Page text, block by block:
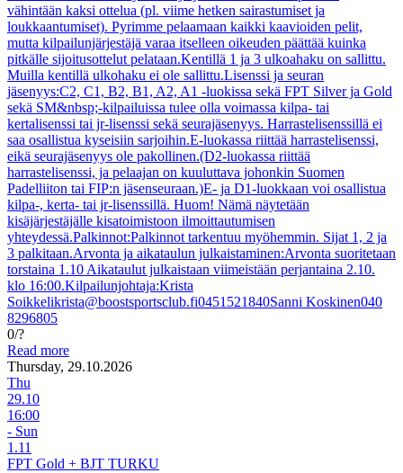
vähintään kaksi ottelua (pl. viime hetken sairastumiset ja
loukkaantumiset). Pyrimme pelaamaan kaikki kaavioiden pelit,
mutta kilpailunjärjestäjä varaa itselleen oikeuden päättää kuinka
pitkälle sijoitusottelut pelataan.Kentillä 1 ja 3 ulkoahaku on sallittu.
Muilla kentillä ulkohaku ei ole sallittu.Lisenssi ja seuran
jäsenyys:C2, C1, B2, B1, A2, A1 -luokissa sekä FPT Silver ja Gold
sekä SM&nbsp;-kilpailuissa tulee olla voimassa kilpa- tai
kertalisenssi tai jr-lisenssi sekä seurajäsenyys. Harrastelisenssillä ei
saa osallistua kyseisiin sarjoihin.E-luokassa riittää harrastelisenssi,
eikä seurajäsenyys ole pakollinen.(D2-luokassa riittää
harrastelisenssi, ja pelaajan on kuuluttava johonkin Suomen
Padelliiton tai FIP:n jäsenseuraan.)E- ja D1-luokkaan voi osallistua
kilpa-, kerta- tai jr-lisenssillä. Huom! Nämä näytetään
kisäjärjestäjälle kisatoimistoon ilmoittautumisen
yhteydessä.Palkinnot:Palkinnot tarkentuu myöhemmin. Sijat 1, 2 ja
3 palkitaan.Arvonta ja aikataulun julkaistaminen:Arvonta suoritetaan
torstaina 1.10 Aikataulut julkaistaan viimeistään perjantaina 2.10.
klo 16:00.Kilpailunjohtaja:Krista
Soikkelikrista@boostsportsclub.fi0451521840Sanni Koskinen040
8296805
0/?
Read more
Thursday, 29.10.2026
Thu
29.10
16:00
- Sun
1.11
FPT Gold + BJT TURKU